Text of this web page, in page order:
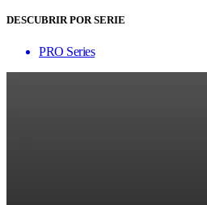
DESCUBRIR POR SERIE
PRO Series